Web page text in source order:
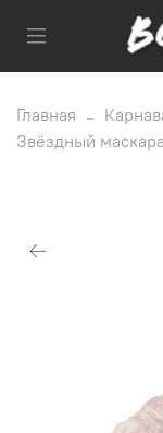
Главная
Звёздный